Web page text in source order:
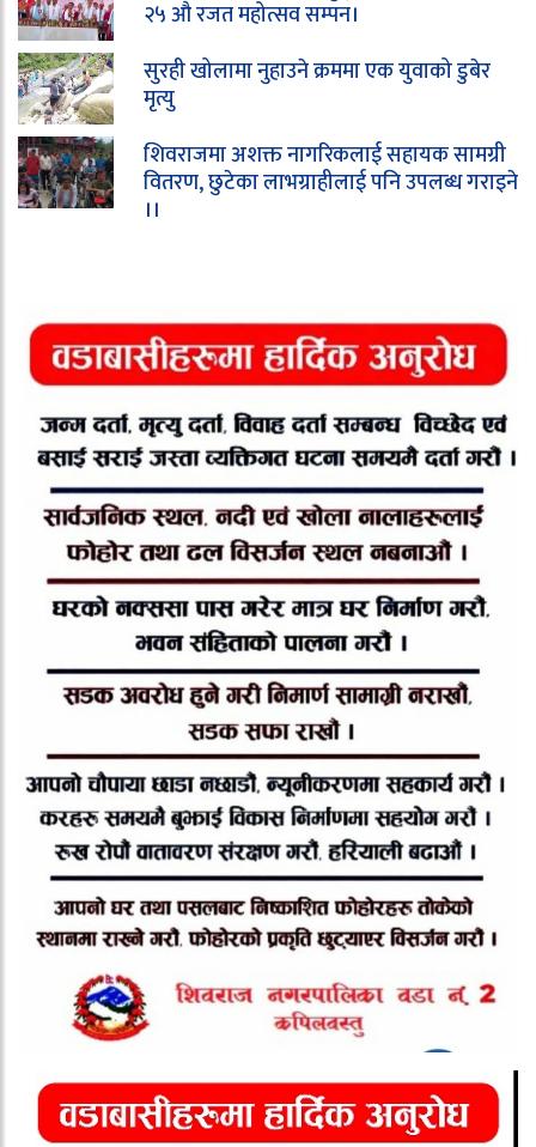
२५ औ रजत महोत्सव सम्पन।
सुरही खोलामा नुहाउने क्रममा एक युवाको डुबेर
मृत्यु
शिवराजमा अशक्त नागरिकलाई सहायक सामग्री
वितरण, छुटेका लाभग्राहीलाई पनि उपलब्ध गराइने
।।